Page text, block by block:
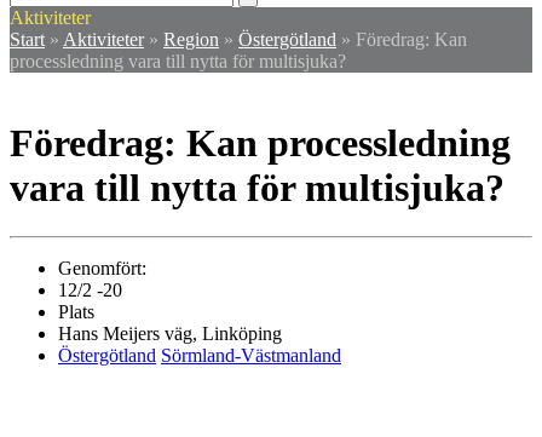
mobile
menu
mobile
menu
Aktiviteter
Start » Aktiviteter» Region » Östergötland » Föredrag: Kan
processledning vara till nytta för multisjuka?
Föredrag: Kan processledning
vara till nytta för multisjuka?
Genomfört:
12/2 -20
Plats
Hans Meijers väg, Linköping
Östergötland Sörmland-Västmanland